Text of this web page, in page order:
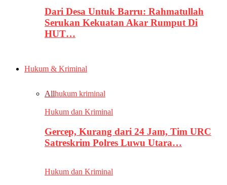
Dari Desa Untuk Barru: Rahmatullah
Serukan Kekuatan Akar Rumput Di
HUT…
Hukum & Kriminal
Allhukum kriminal
Hukum dan Kriminal
Gercep, Kurang dari 24 Jam, Tim URC
Satreskrim Polres Luwu Utara…
Hukum dan Kriminal